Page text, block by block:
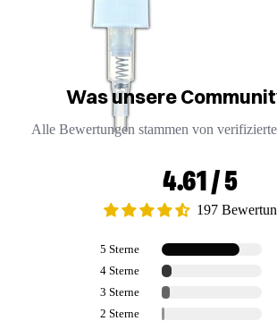
Was unsere
Alle Bewertungen stammen von
4.61 / 5
197
5 Sterne
4 Sterne
3 Sterne
2 Sterne